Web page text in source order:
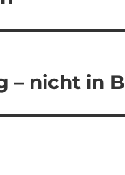
– nicht in